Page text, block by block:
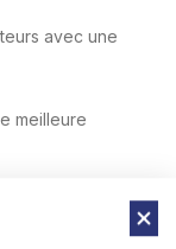
avec une
meilleure